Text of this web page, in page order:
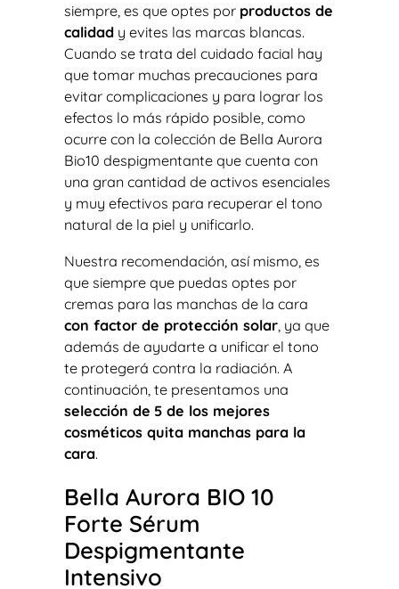
siempre, es que optes por productos de
calidad y evites las marcas blancas.
Cuando se trata del cuidado facial hay
que tomar muchas precauciones para
evitar complicaciones y para lograr los
efectos lo más rápido posible, como
ocurre con la colección de Bella Aurora
Bio10 despigmentante que cuenta con
una gran cantidad de activos esenciales
y muy efectivos para recuperar el tono
natural de la piel y unificarlo.
Nuestra recomendación, así mismo, es
que siempre que puedas optes por
cremas para las manchas de la cara
con factor de protección solar , ya que
además de ayudarte a unificar el tono
te protegerá contra la radiación. A
continuación, te presentamos una
selección de 5 de los mejores
cosméticos quita manchas para la
cara.
Bella Aurora BIO 10
Forte Sérum
Despigmentante
Intensivo